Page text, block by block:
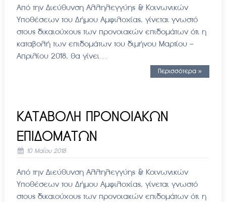
Από την Διεύθυνση Αλληλεγγύης & Κοινωνικών
Υποθέσεων του Δήμου Αμφιλοχίας, γίνεται γνωστό
στους δικαιούχους των προνοιακών επιδομάτων ότι η
καταβολή των επιδομάτων του διμήνου Μαρτίου –
Απριλίου 2018, θα γίνει…
Περισσότερα »
ΚΑΤΑΒΟΛΗ ΠΡΟΝΟΙΑΚΩΝ
ΕΠΙΔΟΜΑΤΩΝ
10 Μαΐου 2018
Από την Διεύθυνση Αλληλεγγύης & Κοινωνικών
Υποθέσεων του Δήμου Αμφιλοχίας, γίνεται γνωστό
στους δικαιούχους των προνοιακών επιδομάτων ότι η